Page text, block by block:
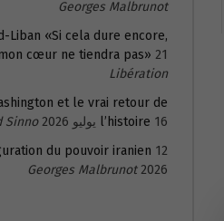
Georges Malbrunot
Liban «Si cela dure encore,
cœur ne tiendra pas» 21 يوليو 2026
Libération
et le vrai retour de
l’histoire 16 يوليو 2026
Sinno
du pouvoir iranien
2026
Georges Malbrunot